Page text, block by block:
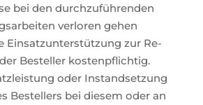
bei den durchzuführenden
verloren gehen
Einsatzunterstützung zur Re-
Besteller kostenpflichtig.
oder Instandsetzung
Bestellers bei diesem oder an